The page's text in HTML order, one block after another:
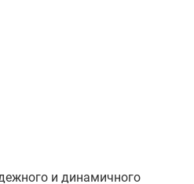
и динамичного